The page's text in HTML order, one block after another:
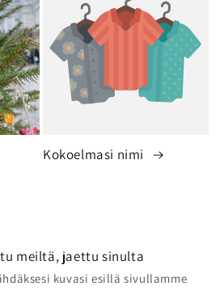
Kokoelmasi nimi
meiltä, jaettu sinulta
kuvasi esillä sivullamme